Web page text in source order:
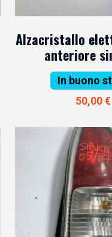
Alzacristallo
anteriore
In buono
50,00 €